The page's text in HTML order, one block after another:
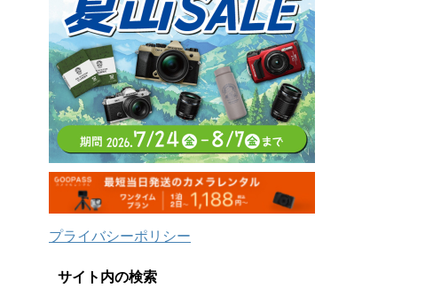
プライバシーポリシー
サイト内の検索